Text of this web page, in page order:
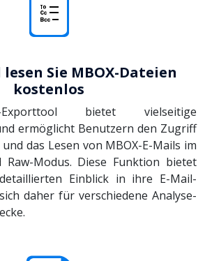
Sie MBOX-Dateien
kostenlos
Exporttool bietet vielseitige
ermöglicht Benutzern den Zugriff
das Lesen von MBOX-E-Mails im
Modus. Diese Funktion bietet
Einblick in ihre E-Mail-
daher für verschiedene Analyse-